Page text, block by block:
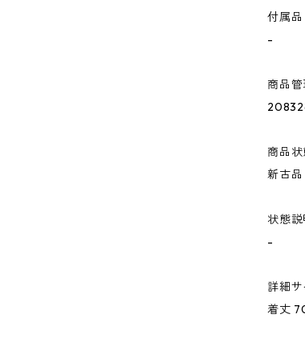
付属品
-
商品
商品状
新古
状態説
-
詳細
着丈